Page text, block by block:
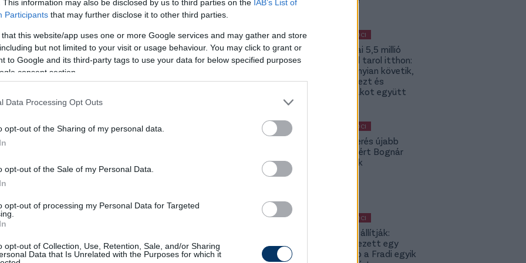
This information may also be disclosed by us to third parties on the IAB’s List of
Participants that may further disclose it to other third parties.
that this website/app uses one or more Google services and may gather and store
but not limited to your visit or usage behaviour. You may click to grant or
to Google and its third-party tags to use your data for below specified purposes
consent section.
Data Processing Opt Outs
opt-out of the Sharing of my personal data.
opt-out of the Sale of my Personal Data.
opt-out of processing my Personal Data for Targeted
opt-out of Collection, Use, Retention, Sale, and/or Sharing
Data that Is Unrelated with the Purposes for which it
hogy kulcspillanatban kívülről nézze
neked?
meghatározó játékos vagyok, mindenki
éppen lekések róla.
duót mondták biztos kiesőnek a
a legjobban a bennmaradás
kiesőhelyen. Hogyan alakult így
bajnokság, idén is ugyanez van, ami jót tesz
igaz, játékban akkor sem volt annyi
igen. Sok egyéni hibát követtünk el,
Jó játékrendszert talált ki a keretre,
van szó, hogy tízen beállunk a kapu elé,
MAGYAR FOCI
Szoboszlai 5,5 millió
követővel tarol itthon:
2-szer annyian követik,
mint Kerkezt és
Dzsudzsákot együtt
MAGYAR FOCI
A Fradi-verés újabb
kispadot ért Bognár
Györgynek
MAGYAR FOCI
Külföldön állítják:
Bejelentkezett egy
neves klub a Fradi egyik